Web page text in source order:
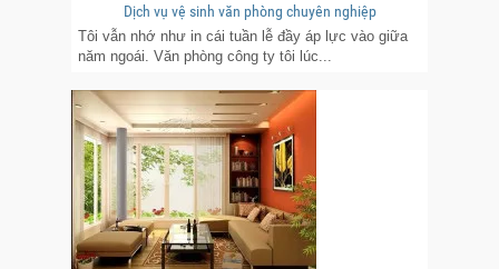
Dịch vụ vệ sinh văn phòng chuyên nghiệp
Tôi vẫn nhớ như in cái tuần lễ đầy áp lực vào giữa
năm ngoái. Văn phòng công ty tôi lúc...